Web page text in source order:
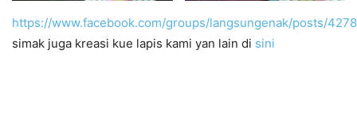
https://www.facebook.com/groups/langsungenak/posts/
simak juga kreasi kue lapis kami yan lain di sini